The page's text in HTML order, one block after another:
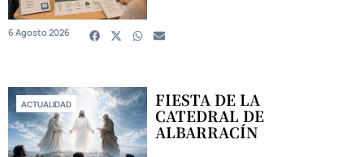
6 Agosto 2026
ACTUALIDAD FIESTA DE LA
CATEDRAL DE
ALBARRACÍN